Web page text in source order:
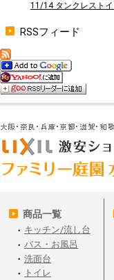
台 ファ...
11/14 タンクレスト
RSSフィード
商品一覧
キッチン/流し台
バス・お風呂
洗面台
トイレ